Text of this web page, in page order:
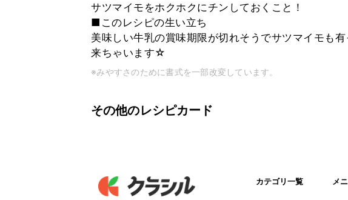
サツマイモをホクホクにチンしておくこと！
■このレシピの生い立ち
美味しい牛乳の賞味期限が切れそうでサツマイモも
来ちゃいます☆
※みやすさのために書式を一部改変しています。
その他のレシピカード
カテゴリ一覧 メ